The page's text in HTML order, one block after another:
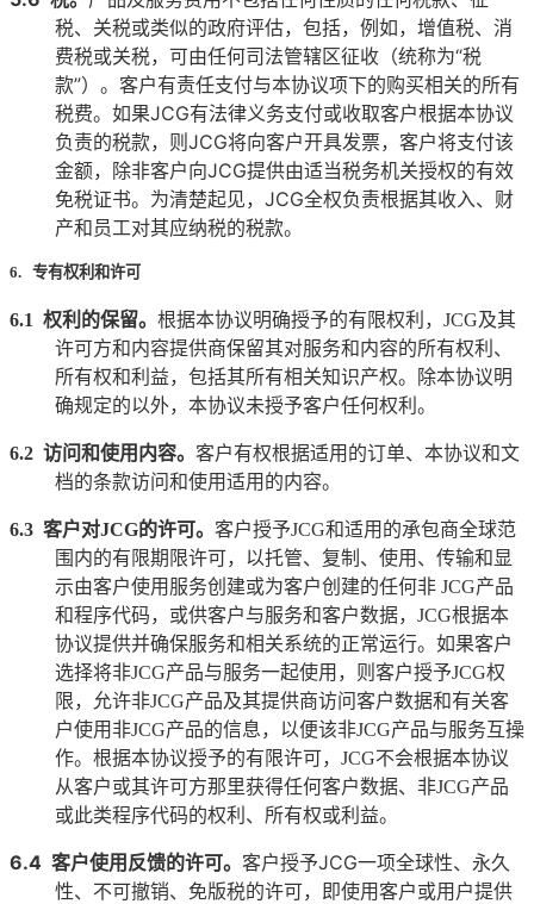
税、关税或类似的政府评估，包括，例如，增值税、消
费税或关税，可由任何司法管辖区征收（统称为“税
款”）。客户有责任支付与本协议项下的购买相关的所有
税费。如果JCG有法律义务支付或收取客户根据本协议
负责的税款，则 JCG将向客户开具发票，客户将支付该
金额，除非客户向JCG提供由适当税务机关授权的有效
免税证书。为清楚起见， JCG全权负责根据其收入、财
产和员工对其应纳税的税款。
6. 专有权利和许可
6.1 权利的保留。 根据本协议明确授予的有限权利， JCG及其
许可方和内容提供商保留其对服务和内容的所有权利、
所有权和利益，包括其所有相关知识产权。除本协议明
确规定的以外，本协议未授予客户任何权利。
6.2 访问和使用内容。 客户有权根据适用的订单、本协议和文
档的条款访问和使用适用的内容。
6.3 客户对JCG的许可。 客户授予JCG和适用的承包商全球范
围内的有限期限许可，以托管、复制、使用、传输和显
示由客户使用服务创建或为客户创建的任何非 JCG产品
和程序代码，或供客户与服务和客户数据， JCG根据本
协议提供并确保服务和相关系统的正常运行。如果客户
选择将非JCG产品与服务一起使用，则客户授予JCG权
限，允许非JCG产品及其提供商访问客户数据和有关客
户使用非JCG产品的信息，以便该非JCG产品与服务互操
作。根据本协议授予的有限许可， JCG不会根据本协议
从客户或其许可方那里获得任何客户数据、非JCG产品
或此类程序代码的权利、所有权或利益。
6.4 客户使用反馈的许可。 客户授予JCG一项全球性、永久
性、不可撤销、免版税的许可，即使用客户或用户提供